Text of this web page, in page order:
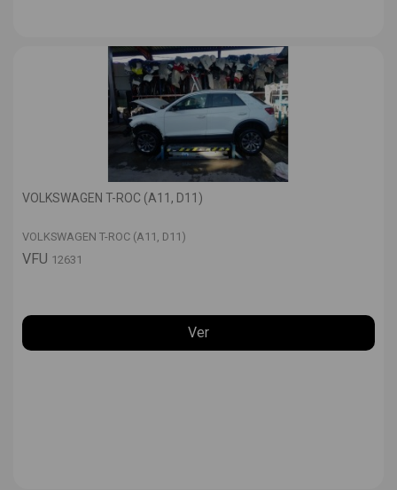
VOLKSWAGEN T-ROC (A11, D11)
VOLKSWAGEN T-ROC (A11, D11)
VFU 12631
Ver